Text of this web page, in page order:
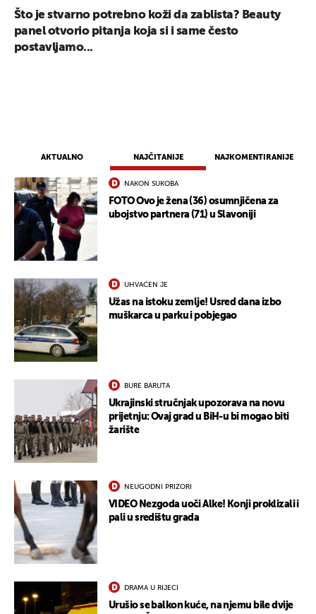
AKTUALNO NAJČITANIJE NAJKOMENTIRANIJE
NAKON SUKOBA
FOTO Ovo je žena (36) osumnjičena za
ubojstvo partnera (71) u Slavoniji
UHVAĆEN JE
Užas na istoku zemlje! Usred dana izbo
muškarca u parku i pobjegao
BURE BARUTA
Ukrajinski stručnjak upozorava na novu
prijetnju: Ovaj grad u BiH-u bi mogao biti
žarište
NEUGODNI PRIZORI
VIDEO Nezgoda uoči Alke! Konji proklizali i
pali u središtu grada
DRAMA U RIJECI
Urušio se balkon kuće, na njemu bile dvije
Što je stvarno potrebno koži da zablista? Beauty
panel otvorio pitanja koja si i same često
postavljamo...